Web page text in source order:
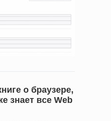
о браузере,
знает все Web